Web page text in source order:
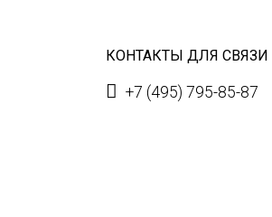
КОНТАКТЫ ДЛЯ СВЯЗИ
+7 (495) 795-85-87